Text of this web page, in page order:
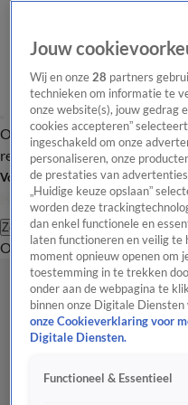
Overzicht Laatste nieuws
redactie
Volg Hart van Nederland
Zoeken
OverzichtRegioUitzendingen
Jouw
Wij en onze28 partners
technieken om informatie te
onze website(s), jouw gedrag
cookies accepteren”
ingeschakeld om onze
personaliseren, onze
de prestaties van
„Huidige keuze opslaan”
worden deze
dan enkel functionele en
laten functioneren en veilig te
moment opnieuw openen om
toestemming in te trekken
onder aan de webpagina te
binnen onze Digitale
onze Cookieverklaring voor
Digitale Diensten.
Functioneel & Essentieel